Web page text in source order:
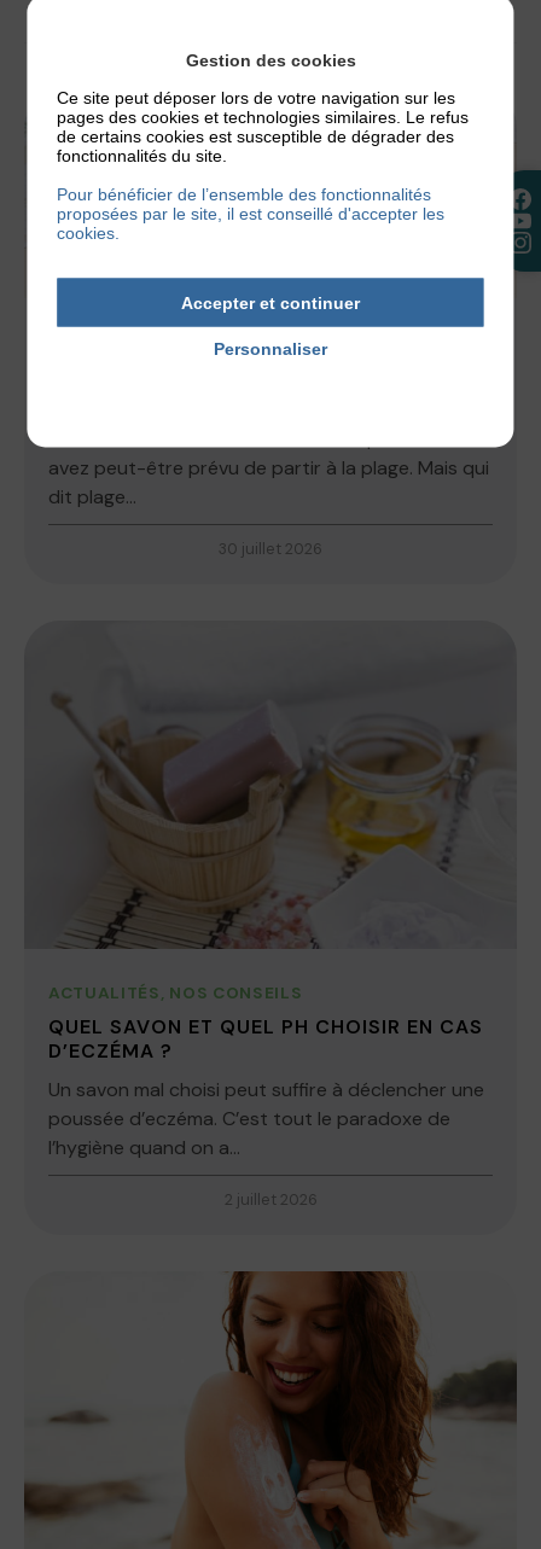
NOS CONSEILS
avez peut-être prévu de partir à la plage. Mais qui
dit plage...
30 juillet 2026
ACTUALITÉS, NOS CONSEILS
QUEL SAVON ET QUEL PH CHOISIR EN CAS
D’ECZÉMA ?
Un savon mal choisi peut suffire à déclencher une
poussée d’eczéma. C’est tout le paradoxe de
l’hygiène quand on a...
2 juillet 2026
Gestion des cookies
Ce site peut déposer lors de votre navigation sur les
pages des cookies et technologies similaires. Le refus
de certains cookies est susceptible de dégrader des
fonctionnalités du site.
Pour bénéficier de l’ensemble des fonctionnalités
proposées par le site, il est conseillé d'accepter les
cookies.
Accepter et continuer
Personnaliser